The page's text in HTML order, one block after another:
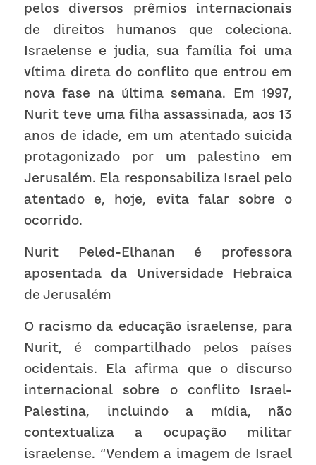
pelos diversos prêmios internacionais
de direitos humanos que coleciona.
Israelense e judia, sua família foi uma
vítima direta do conflito que entrou em
nova fase na última semana. Em 1997,
Nurit teve uma filha assassinada, aos 13
anos de idade, em um atentado suicida
protagonizado por um palestino em
Jerusalém. Ela responsabiliza Israel pelo
atentado e, hoje, evita falar sobre o
ocorrido.
Nurit Peled-Elhanan é professora
aposentada da Universidade Hebraica
de Jerusalém
O racismo da educação israelense, para
Nurit, é compartilhado pelos países
ocidentais. Ela afirma que o discurso
internacional sobre o conflito Israel-
Palestina, incluindo a mídia, não
contextualiza a ocupação militar
israelense. “Vendem a imagem de Israel